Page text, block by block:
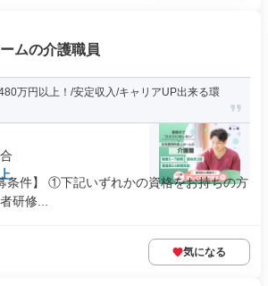
ムの介護職員
万円以上！/安定収入/キャリアUP出来る環
条件】 ①下記いずれかの資格をお持ちの方
研修...
気になる